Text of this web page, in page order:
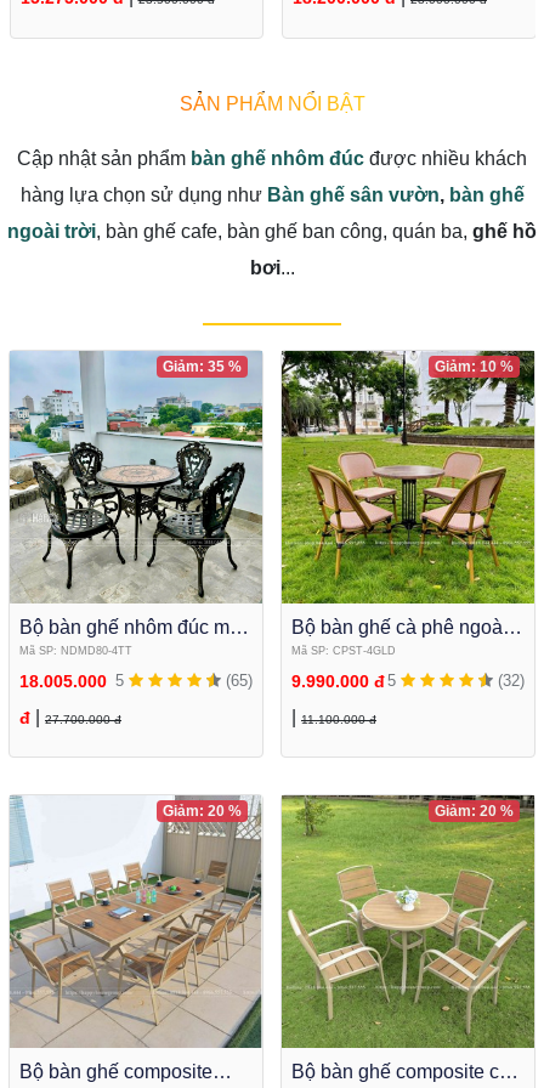
SẢN PHẨM NỔI BẬT
Cập nhật sản phẩm bàn ghế nhôm đúc được nhiều khách
hàng lựa chọn sử dụng như Bàn ghế sân vườn, bàn ghế
ngoài trời, bàn ghế cafe, bàn ghế ban công, quán ba, ghế hồ
bơi...
Bộ bàn ghế nhôm đúc mặt
đá tròn cao cấp để sân
vườn NDMD80-4TT
Mã SP: NDMD80-4TT
5 (65)
18.005.000
đ
27.700.000 đ
Giảm: 35 %
Bộ bàn ghế cà phê ngoài
trời Bàn tròn kết hợp ghế
lưới textilene cao cấp
Mã SP: CPST-4GLD
5 (32)
9.990.000 đ
11.100.000 đ
Giảm: 10 %
Bộ bàn ghế composite
Giảm: 20 %
Bộ bàn ghế composite cà
Giảm: 20 %